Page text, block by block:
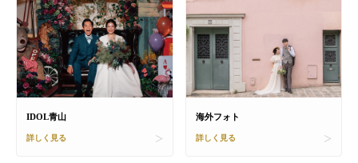
IDOL青山
詳しく見る
海外フォト
詳しく見る